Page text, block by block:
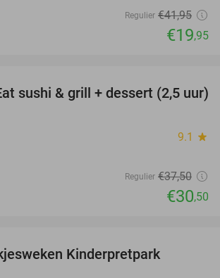
Regulier €41,95
€19,95
19%
sushi & grill + dessert (2,5 uur)
9.1 star
Regulier €37,50
€30,50
Kinderpretpark